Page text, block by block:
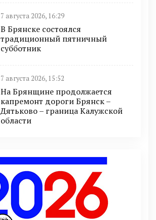
7 августа 2026, 16:29
В Брянске состоялся
традиционный пятничный
субботник
7 августа 2026, 15:52
На Брянщине продолжается
капремонт дороги Брянск –
Дятьково – граница Калужской
области